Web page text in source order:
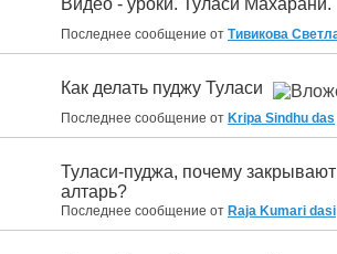
Видео - уроки. Туласи Махарани.
Последнее сообщение от Тивикова
Как делать пуджу Туласи
Последнее сообщение от Kripa Sindhu das
Туласи-пуджа, почему закрывают
алтарь?
Последнее сообщение от Raja Kumari dasi